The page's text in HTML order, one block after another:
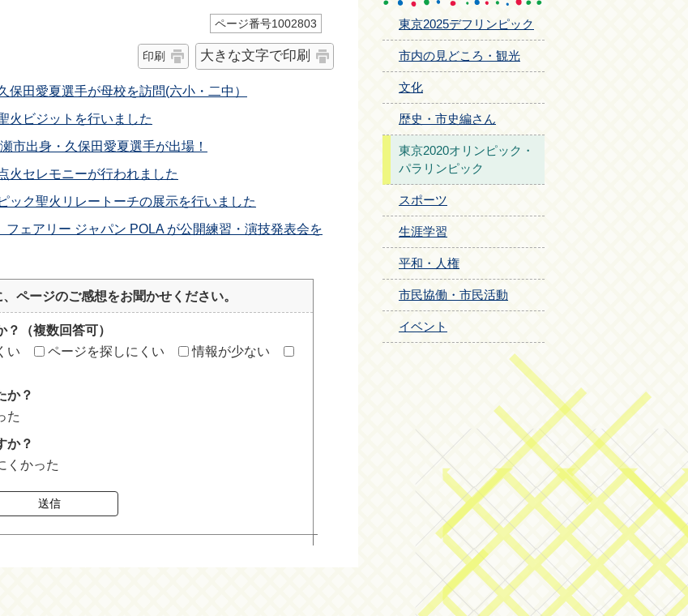
ページ番号1002803
印刷 大きな文字で印刷
保田愛夏選手が母校を訪問(六小・二中）
火ビジットを行いました
市出身・久保田愛夏選手が出場！
火セレモニーが行われました
ック聖火リレートーチの展示を行いました
ェアリー ジャパン POLA が公開練習・演技発表会を
ページのご感想をお聞かせください。
（複数回答可）
い ページを探しにくい
情報が少ない
か？
た
か？
くかった
送信
東京2025デフリンピック
市内の見どころ・観光
文化
歴史・市史編さん
東京2020オリンピック・
パラリンピック
スポーツ
生涯学習
平和・人権
市民協働・市民活動
イベント